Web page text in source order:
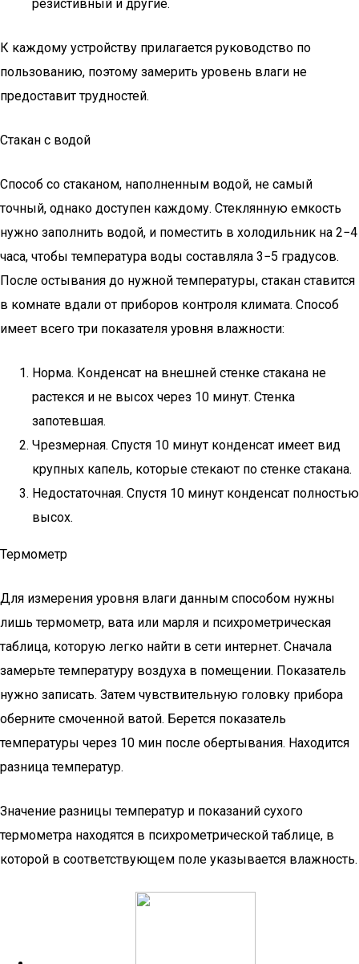
резистивный и другие.
К каждому устройству прилагается руководство по
пользованию, поэтому замерить уровень влаги не
предоставит трудностей.
Стакан с водой
Способ со стаканом, наполненным водой, не самый
точный, однако доступен каждому. Стеклянную емкость
нужно заполнить водой, и поместить в холодильник на 2−4
часа, чтобы температура воды составляла 3−5 градусов.
После остывания до нужной температуры, стакан ставится
в комнате вдали от приборов контроля климата. Способ
имеет всего три показателя уровня влажности:
Норма. Конденсат на внешней стенке стакана не
растекся и не высох через 10 минут. Стенка
запотевшая.
Чрезмерная. Спустя 10 минут конденсат имеет вид
крупных капель, которые стекают по стенке стакана.
Недостаточная. Спустя 10 минут конденсат полностью
высох.
Термометр
Для измерения уровня влаги данным способом нужны
лишь термометр, вата или марля и психрометрическая
таблица, которую легко найти в сети интернет. Сначала
замерьте температуру воздуха в помещении. Показатель
нужно записать. Затем чувствительную головку прибора
оберните смоченной ватой. Берется показатель
температуры через 10 мин после обертывания. Находится
разница температур.
Значение разницы температур и показаний сухого
термометра находятся в психрометрической таблице, в
которой в соответствующем поле указывается влажность.